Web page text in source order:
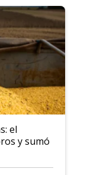
el
y sumó